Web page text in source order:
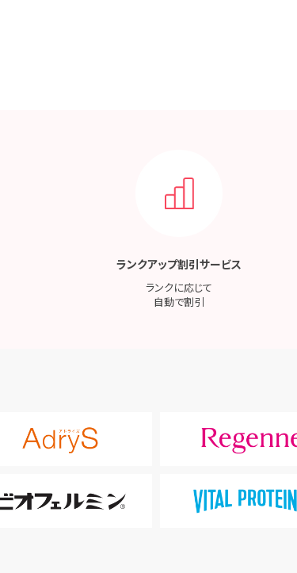
ランクアップ割引サービス
ランクに応じて
自動で割引